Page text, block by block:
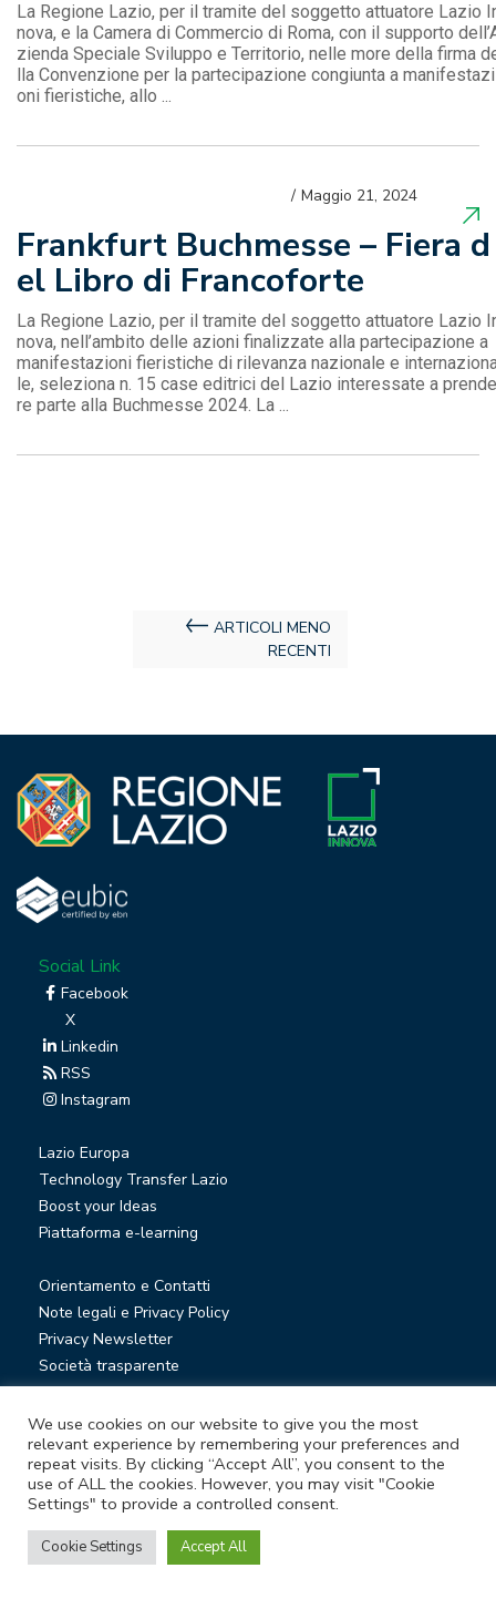
La Regione Lazio, per il tramite del soggetto attuatore Lazio
nova, e la Camera di Commercio di Roma, con il supporto
zienda Speciale Sviluppo e Territorio, nelle more della firma
lla Convenzione per la partecipazione congiunta a manifestazi
oni fieristiche, allo ...
Frankfurt Buchmesse – Fiera d
el Libro di Francoforte
Maggio 21, 2024
La Regione Lazio, per il tramite del soggetto attuatore Lazio
nova, nell’ambito delle azioni finalizzate alla partecipazione a
manifestazioni fieristiche di rilevanza nazionale e
le, seleziona n. 15 case editrici del Lazio interessate a prende
re parte alla Buchmesse 2024. La ...
ARTICOLI MENO
RECENTI
Social Link
Facebook
X
Linkedin
RSS
Instagram
Lazio Europa
Technology Transfer Lazio
Boost your Ideas
Piattaforma e-learning
Orientamento e Contatti
Note legali e Privacy Policy
Privacy Newsletter
Società trasparente
Whistleblowing
© Lazio Innova S.p.A. società soggetta a direzione e
coordinamento della Regione Lazio
Sede legale Via Marco Aurelio 26 A - 00184 Roma
Partita Iva e Codice fiscale 05950941004 - Rea RM-938517 -
Capitale sociale € 48.927.354,56 i.v.
We use cookies on our website to give you the most
relevant experience by remembering your preferences and
repeat visits. By clicking “Accept All”, you consent to the
use of ALL the cookies. However, you may visit "Cookie
Settings" to provide a controlled consent.
Cookie Settings Accept All